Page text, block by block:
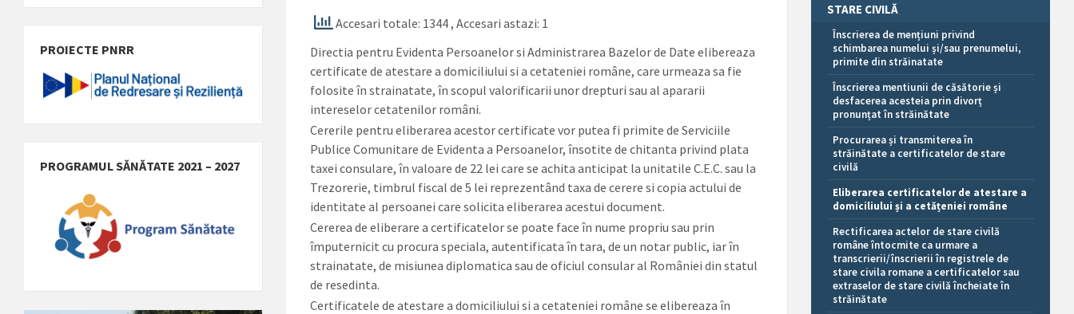
Accesari totale: 1344, Accesari astazi: 1
Directia pentru Evidenta Persoanelor si Administrarea Bazelor de Date elibereaza
certificate de atestare a domiciliului si a cetateniei române, care urmeaza sa fie
folosite în strainatate, în scopul valorificarii unor drepturi sau al apararii
intereselor cetatenilor români.
Cererile pentru eliberarea acestor certificate vor putea fi primite de Serviciile
Publice Comunitare de Evidenta a Persoanelor, însotite de chitanta privind plata
taxei consulare, în valoare de 22 lei care se achita anticipat la unitatile C.E.C. sau la
Trezorerie, timbrul fiscal de 5 lei reprezentând taxa de cerere si copia actului de
identitate al persoanei care solicita eliberarea acestui document.
Cererea de eliberare a certificatelor se poate face în nume propriu sau prin
împuternicit cu procura speciala, autentificata în tara, de un notar public, iar în
strainatate, de misiunea diplomatica sau de oficiul consular al României din statul
de resedinta.
Certificatele de atestare a domiciliului si a cetateniei române se elibereaza în
PROIECTE PNRR
PROGRAMUL SĂNĂTATE 2021 – 2027
STARE CIVILĂ
Înscrierea de mențiuni privind
schimbarea numelui și/sau prenumelui,
primite din străinatate
Înscrierea mentiunii de căsătorie și
desfacerea acesteia prin divorț
pronunțat în străinătate
Procurarea și transmiterea în
străinătate a certificatelor de stare
civilă
Eliberarea certificatelor de atestare a
domiciliului și a cetățeniei române
Rectificarea actelor de stare civilă
române întocmite ca urmare a
transcrierii/înscrierii în registrele de
stare civila romane a certificatelor sau
extraselor de stare civilă încheiate în
străinătate